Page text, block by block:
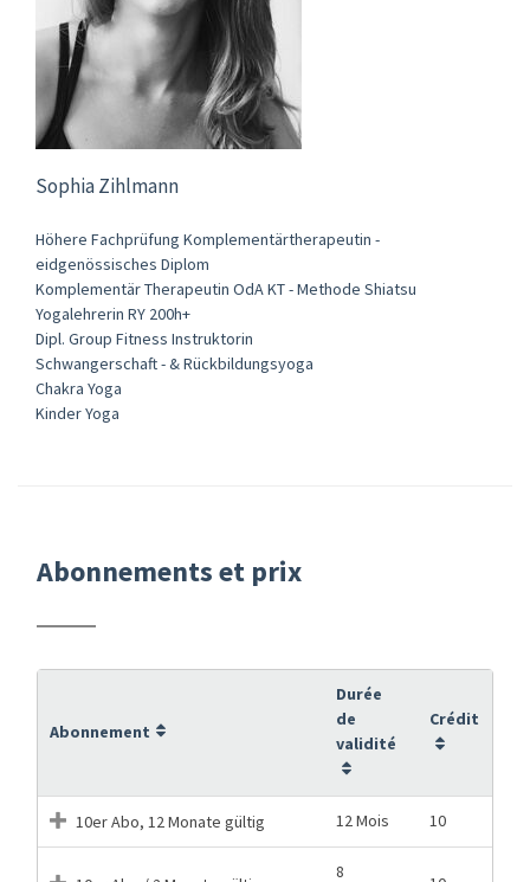
Sophia Zihlmann
Höhere Fachprüfung Komplementärtherapeutin -
eidgenössisches Diplom
Komplementär Therapeutin OdA KT - Methode Shiatsu
Yogalehrerin RY 200h+
Dipl. Group Fitness Instruktorin
Schwangerschaft - & Rückbildungsyoga
Chakra Yoga
Kinder Yoga
Abonnements et prix
Abonnement
Durée
de
validité
Crédit
10er Abo, 12 Monate gültig 12 Mois 10
8